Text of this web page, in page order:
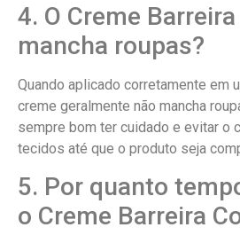
4. O Creme
mancha roupas?
Quando aplicado corretamente em
creme geralmente não mancha
sempre bom ter cuidado e evitar o
tecidos até que o produto seja
5. Por quanto
o Creme Barreira